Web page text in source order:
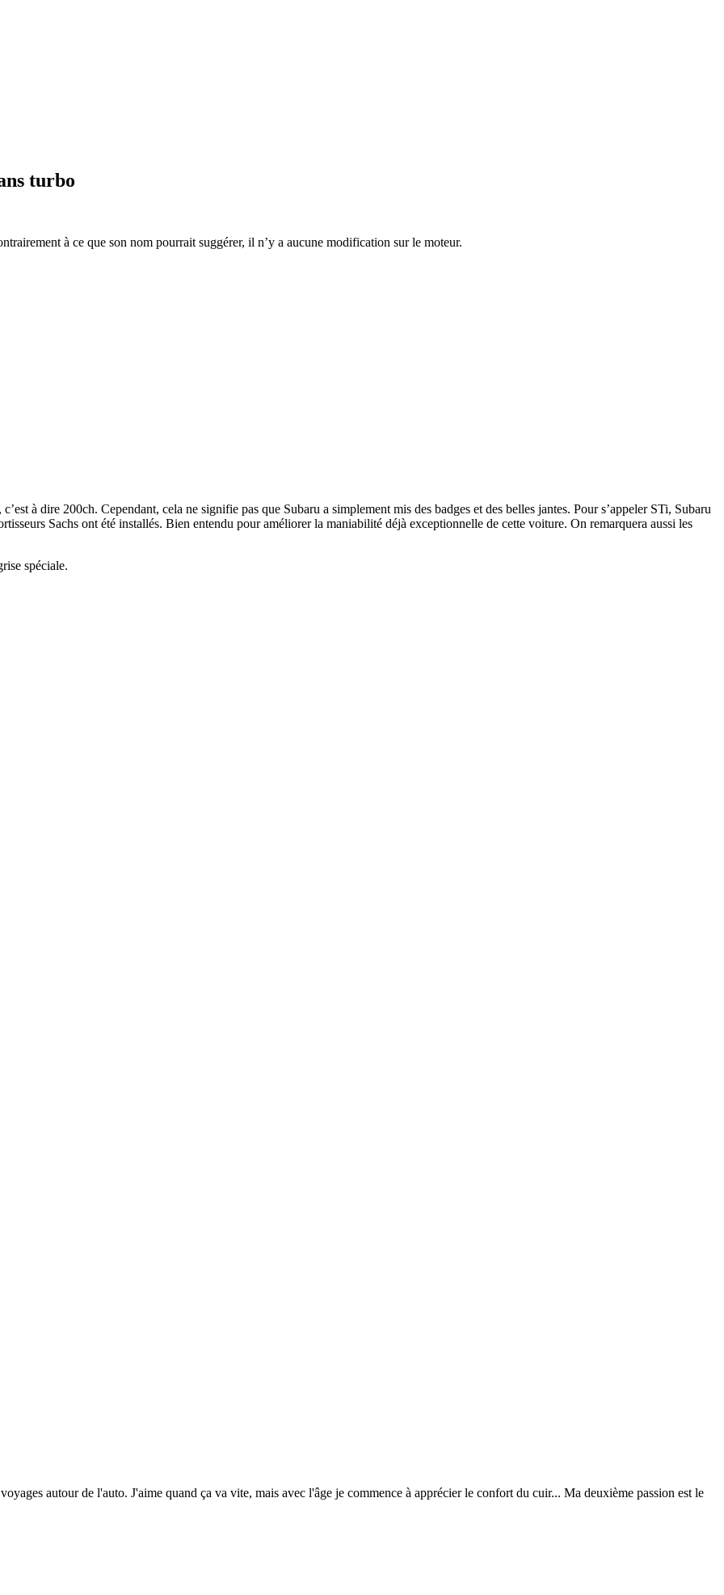
turbo
à ce que son nom pourrait suggérer, il n’y a aucune modification sur le moteur.
, c’est à dire 200ch. Cependant, cela ne signifie pas que Subaru a simplement mis des badges et des belles jantes. Pour s’appeler STi, Subaru
Sachs ont été installés. Bien entendu pour améliorer la maniabilité déjà exceptionnelle de cette voiture. On remarquera aussi les
spéciale.
autour de l'auto. J'aime quand ça va vite, mais avec l'âge je commence à apprécier le confort du cuir... Ma deuxième passion est le